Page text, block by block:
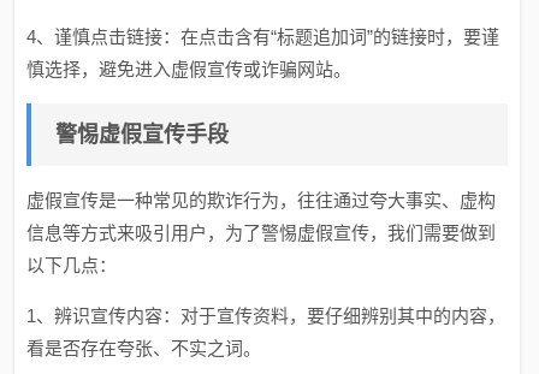
4、谨慎点击链接：在点击含有“标题追加词”的链接时，要谨
慎选择，避免进入虚假宣传或诈骗网站。
警惕虚假宣传手段
虚假宣传是一种常见的欺诈行为，往往通过夸大事实、虚构
信息等方式来吸引用户，为了警惕虚假宣传，我们需要做到
以下几点：
1、辨识宣传内容：对于宣传资料，要仔细辨别其中的内容，
看是否存在夸张、不实之词。